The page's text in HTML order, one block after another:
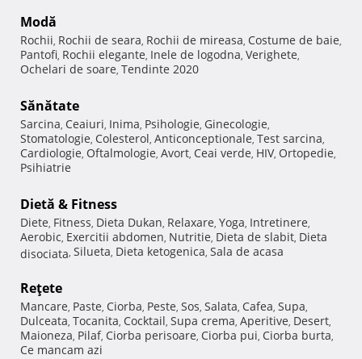
Modă
Rochii, Rochii de seara, Rochii de mireasa, Costume de baie,
Pantofi, Rochii elegante, Inele de logodna, Verighete,
Ochelari de soare, Tendinte 2020
Sănătate
Sarcina, Ceaiuri, Inima, Psihologie, Ginecologie,
Stomatologie, Colesterol, Anticonceptionale, Test sarcina,
Cardiologie, Oftalmologie, Avort, Ceai verde, HIV, Ortopedie,
Psihiatrie
Dietă & Fitness
Diete, Fitness, Dieta Dukan, Relaxare, Yoga, Intretinere,
Aerobic, Exercitii abdomen, Nutritie, Dieta de slabit, Dieta
disociata, Silueta, Dieta ketogenica, Sala de acasa
Reţete
Mancare, Paste, Ciorba, Peste, Sos, Salata, Cafea, Supa,
Dulceata, Tocanita, Cocktail, Supa crema, Aperitive, Desert,
Maioneza, Pilaf, Ciorba perisoare, Ciorba pui, Ciorba burta,
Ce mancam azi